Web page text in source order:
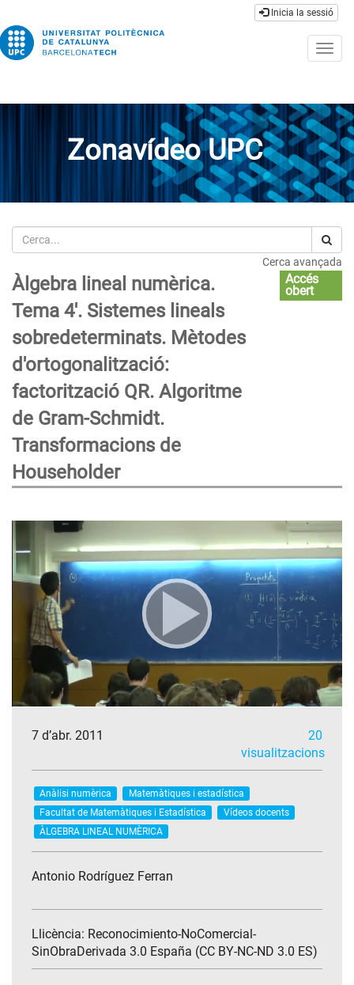
Inicia la sessió
Zonavídeo UPC
Cerca
Cerca avançada
Àlgebra lineal numèrica.
Tema 4'. Sistemes lineals
sobredeterminats. Mètodes
d'ortogonalització:
factorització QR. Algoritme
de Gram-Schmidt.
Transformacions de
Householder
Accés
obert
7 d’abr. 2011
20
visualitzacions
Anàlisi numèrica
Matemàtiques i estadística
Facultat de Matemàtiques i Estadística
Vídeos docents
ÀLGEBRA LINEAL NUMÈRICA
Antonio Rodríguez Ferran
Llicència: Reconocimiento-NoComercial-
SinObraDerivada 3.0 España (CC BY-NC-ND 3.0 ES)